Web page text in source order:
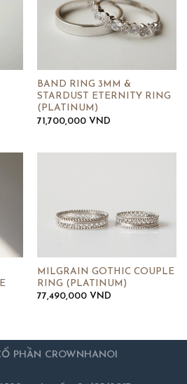
BAND RING 3MM &
STARDUST ETERNITY RING
(PLATINUM)
71,700,000 VND
MILGRAIN GOTHIC COUPLE
RING (PLATINUM)
77,490,000 VND
PHẦN CROWNHANOI